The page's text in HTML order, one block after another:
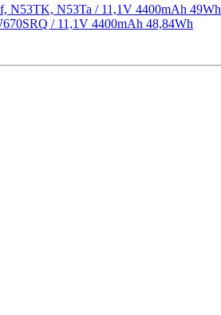
N53TK, N53Ta / 11,1V 4400mAh 49Wh
/ 11,1V 4400mAh 48,84Wh